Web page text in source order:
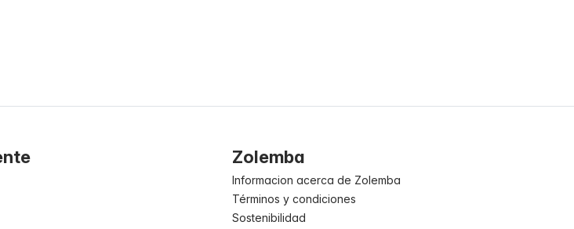
Zolemba
Informacion acerca de Zolemba
Términos y condiciones
Sostenibilidad